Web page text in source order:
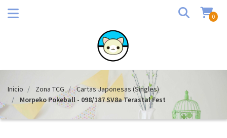
0
Inicio Zona TCG
Cartas Japonesas (Singles)
Morpeko Pokeball - 098/187 SV8a Terastal Fest